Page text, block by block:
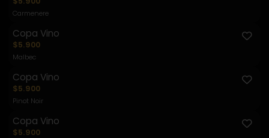
Carmenere
Copa Vino
$5.900
Malbec
Copa Vino
$5.900
Pinot Noir
Copa Vino
$5.900